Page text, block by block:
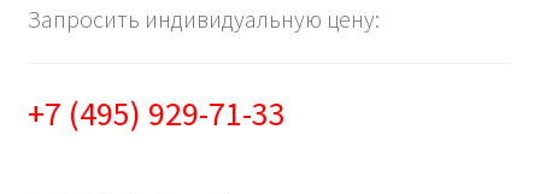
Запросить индивидуальную цену:
+7 (495) 929-71-33